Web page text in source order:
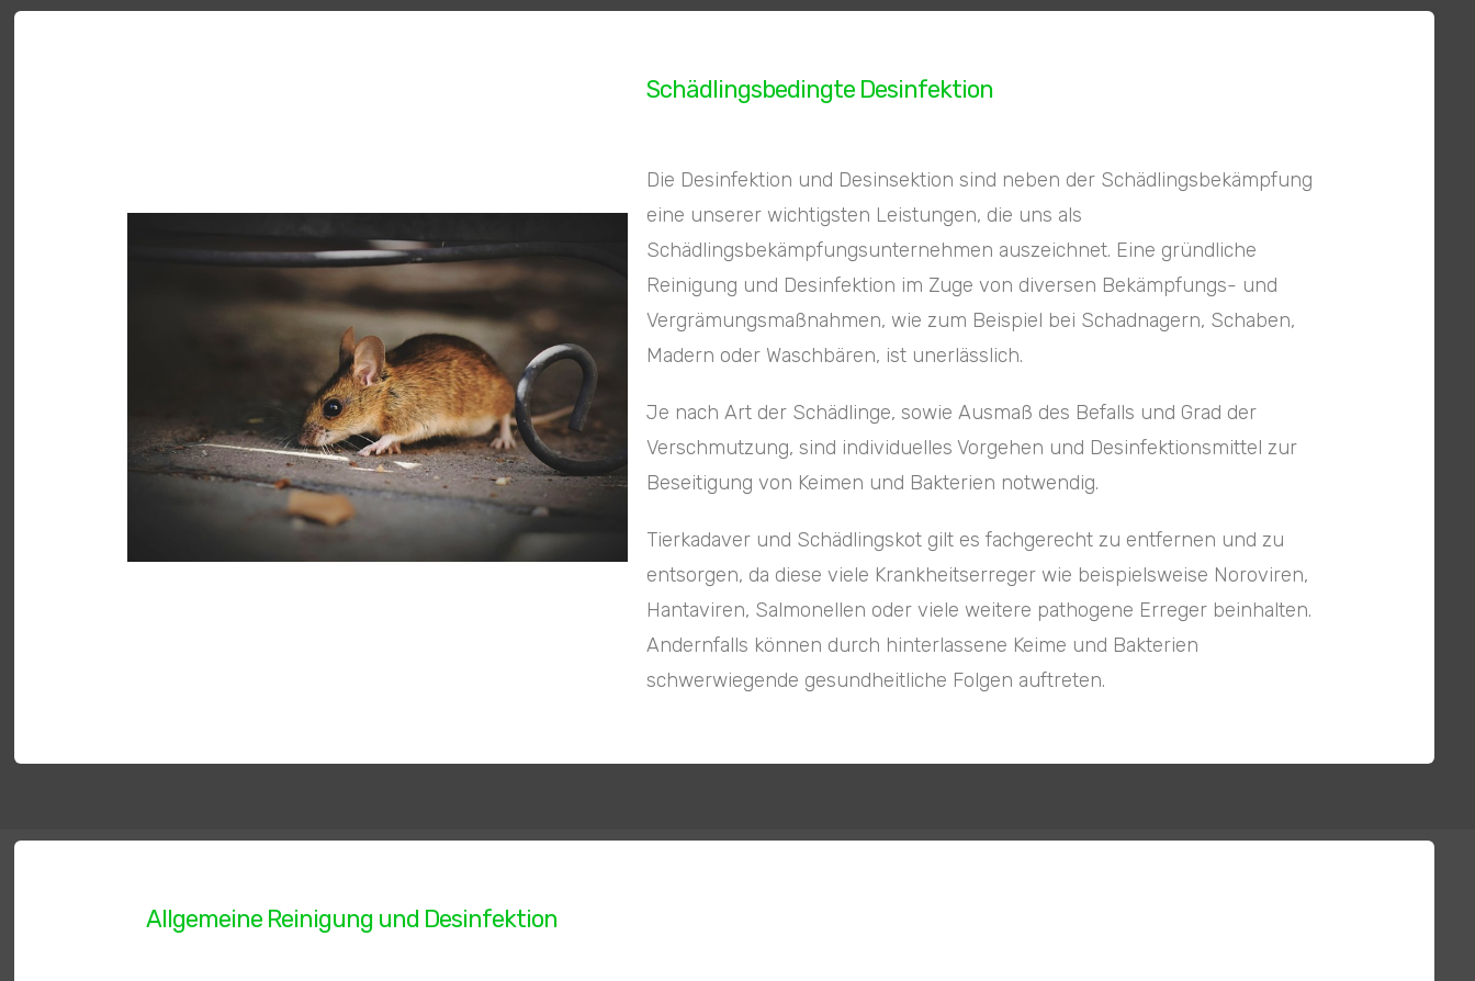
Schädlingsbedingte Desinfektion
Die Desinfektion und Desinsektion sind neben der Schädlingsbekämpfung
eine unserer wichtigsten Leistungen, die uns als
Schädlingsbekämpfungsunternehmen auszeichnet. Eine gründliche
Reinigung und Desinfektion im Zuge von diversen Bekämpfungs- und
Vergrämungsmaßnahmen, wie zum Beispiel bei Schadnagern, Schaben,
Madern oder Waschbären, ist unerlässlich.
Je nach Art der Schädlinge, sowie Ausmaß des Befalls und Grad der
Verschmutzung, sind individuelles Vorgehen und Desinfektionsmittel zur
Beseitigung von Keimen und Bakterien notwendig.
Tierkadaver und Schädlingskot gilt es fachgerecht zu entfernen und zu
entsorgen, da diese viele Krankheitserreger wie beispielsweise Noroviren,
Hantaviren, Salmonellen oder viele weitere pathogene Erreger beinhalten.
Andernfalls können durch hinterlassene Keime und Bakterien
schwerwiegende gesundheitliche Folgen auftreten.
Allgemeine Reinigung und Desinfektion